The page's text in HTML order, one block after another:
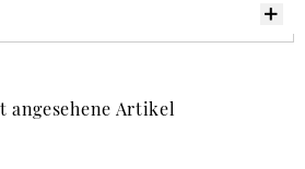
angesehene Artikel